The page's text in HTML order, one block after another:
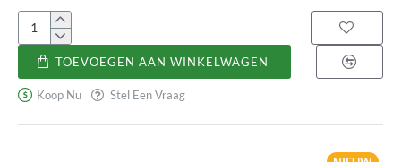
Coxan
TOEVOEGEN AAN WINKELWAGEN
Koop Nu Stel Een Vraag